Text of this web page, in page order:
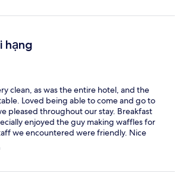
hạng
clean, as was the entire hotel, and the
Loved being able to come and go to
pleased throughout our stay. Breakfast
enjoyed the guy making waffles for
we encountered were friendly. Nice
too. Would definitely stay here